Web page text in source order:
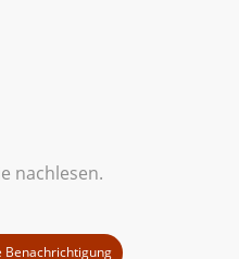
nachlesen.
Benachrichtigung